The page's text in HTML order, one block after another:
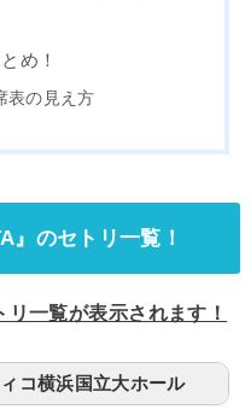
め！
表の見え方
』のセトリ一覧！
一覧が表示されます！
コ横浜国立大ホール